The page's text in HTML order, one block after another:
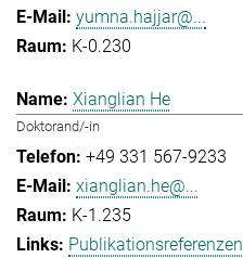
yumna.hajjar@...
K-0.230
Xianglian He
Doktorand/-in
+49 331 567-9233
xianglian.he@...
K-1.235
Publikationsreferenzen